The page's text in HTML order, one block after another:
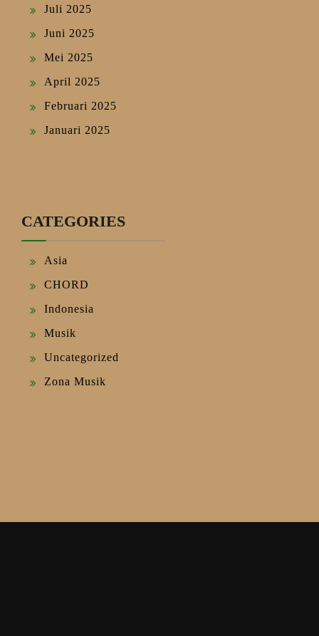
Juli 2025
Juni 2025
Mei 2025
April 2025
Februari 2025
Januari 2025
CATEGORIES
Asia
CHORD
Indonesia
Musik
Uncategorized
Zona Musik